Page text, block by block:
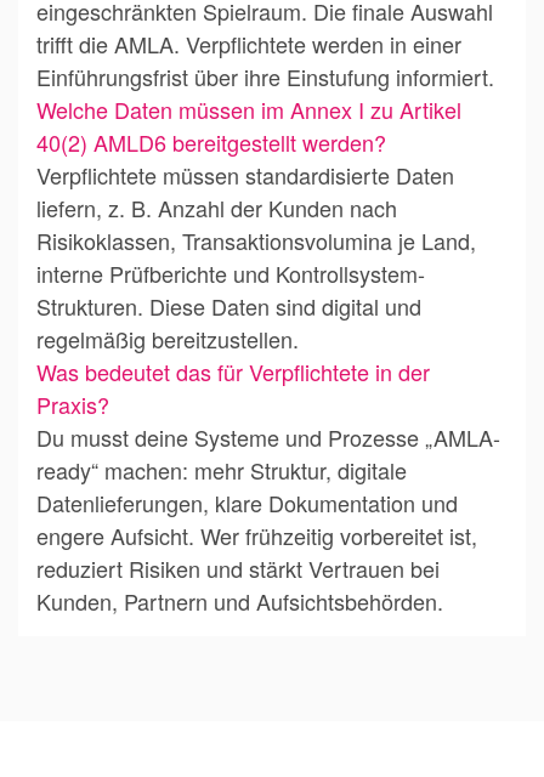
eingeschränkten Spielraum. Die finale Auswahl
trifft die AMLA. Verpflichtete werden in einer
Einführungsfrist über ihre Einstufung informiert.
Welche Daten müssen im Annex I zu Artikel
40(2) AMLD6 bereitgestellt werden?
Verpflichtete müssen standardisierte Daten
liefern, z. B. Anzahl der Kunden nach
Risikoklassen, Transaktionsvolumina je Land,
interne Prüfberichte und Kontrollsystem-
Strukturen. Diese Daten sind digital und
regelmäßig bereitzustellen.
Was bedeutet das für Verpflichtete in der
Praxis?
Du musst deine Systeme und Prozesse „AMLA-
ready“ machen: mehr Struktur, digitale
Datenlieferungen, klare Dokumentation und
engere Aufsicht. Wer frühzeitig vorbereitet ist,
reduziert Risiken und stärkt Vertrauen bei
Kunden, Partnern und Aufsichtsbehörden.